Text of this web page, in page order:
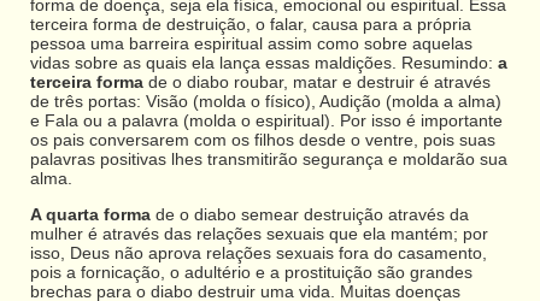
forma de doença, seja ela física, emocional ou espiritual. Essa
terceira forma de destruição, o falar, causa para a própria
pessoa uma barreira espiritual assim como sobre aquelas
vidas sobre as quais ela lança essas maldições. Resumindo: a
terceira forma de o diabo roubar, matar e destruir é através
de três portas: Visão (molda o físico), Audição (molda a alma)
e Fala ou a palavra (molda o espiritual). Por isso é importante
os pais conversarem com os filhos desde o ventre, pois suas
palavras positivas lhes transmitirão segurança e moldarão sua
alma.
A quarta forma de o diabo semear destruição através da
mulher é através das relações sexuais que ela mantém; por
isso, Deus não aprova relações sexuais fora do casamento,
pois a fornicação, o adultério e a prostituição são grandes
brechas para o diabo destruir uma vida. Muitas doenças